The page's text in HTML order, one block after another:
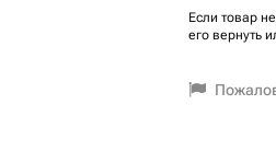
Если товар
его вернуть